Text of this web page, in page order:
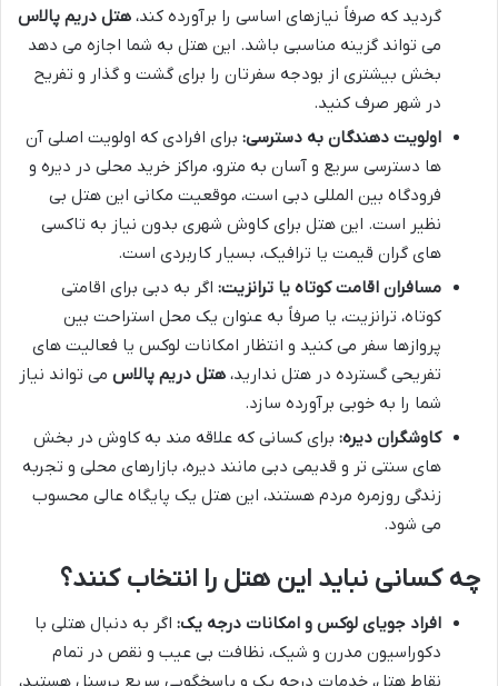
گردید که صرفاً نیازهای اساسی را برآورده کند، هتل دریم پالاس
می تواند گزینه مناسبی باشد. این هتل به شما اجازه می دهد
بخش بیشتری از بودجه سفرتان را برای گشت و گذار و تفریح
در شهر صرف کنید.
اولویت دهندگان به دسترسی: برای افرادی که اولویت اصلی آن
ها دسترسی سریع و آسان به مترو، مراکز خرید محلی در دیره و
فرودگاه بین المللی دبی است، موقعیت مکانی این هتل بی
نظیر است. این هتل برای کاوش شهری بدون نیاز به تاکسی
های گران قیمت یا ترافیک، بسیار کاربردی است.
مسافران اقامت کوتاه یا ترانزیت: اگر به دبی برای اقامتی
کوتاه، ترانزیت، یا صرفاً به عنوان یک محل استراحت بین
پروازها سفر می کنید و انتظار امکانات لوکس یا فعالیت های
تفریحی گسترده در هتل ندارید، هتل دریم پالاس می تواند نیاز
شما را به خوبی برآورده سازد.
کاوشگران دیره: برای کسانی که علاقه مند به کاوش در بخش
های سنتی تر و قدیمی دبی مانند دیره، بازارهای محلی و تجربه
زندگی روزمره مردم هستند، این هتل یک پایگاه عالی محسوب
می شود.
چه کسانی نباید این هتل را انتخاب کنند؟
افراد جویای لوکس و امکانات درجه یک: اگر به دنبال هتلی با
دکوراسیون مدرن و شیک، نظافت بی عیب و نقص در تمام
نقاط هتل، خدمات درجه یک و پاسخگویی سریع پرسنل هستید،